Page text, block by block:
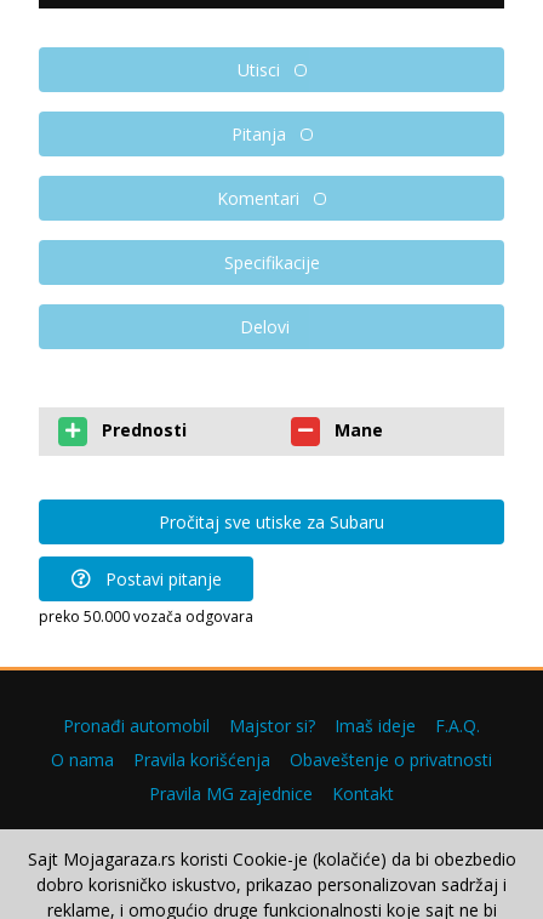
Utisci
Pitanja
Komentari
Specifikacije
Delovi
Prednosti Mane
Pročitaj sve utiske za Subaru
Postavi pitanje
preko 50.000 vozača odgovara
Pronađi automobil Majstor si? Imaš ideje
F.A.Q.
O nama
Pravila korišćenja
Obaveštenje o privatnosti
Pravila MG zajednice
Kontakt
Copyright © 2000–2026.
Sajt Mojagaraza.rs koristi Cookie-je (kolačiće) da bi obezbedio
dobro korisničko iskustvo, prikazao personalizovan sadržaj i
reklame, i omogućio druge funkcionalnosti koje sajt ne bi